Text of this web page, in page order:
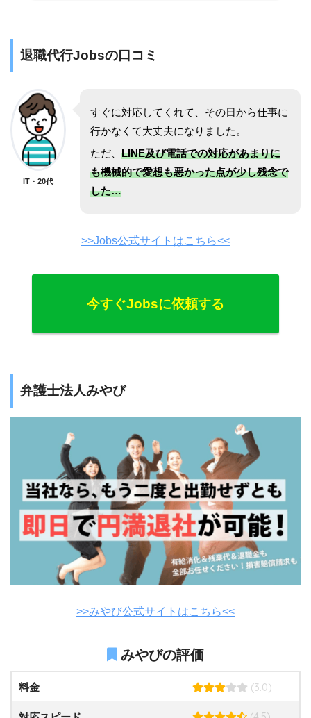
退職代行Jobsの口コミ
IT・20代
すぐに対応してくれて、その日から仕事に
行かなくて大丈夫になりました。
ただ、 LINE及び電話での対応があまりに
も機械的で愛想も悪かった点が少し残念で
した…
>>Jobs公式サイトはこちら<<
今すぐJobsに依頼する
弁護士法人みやび
>>みやび公式サイトはこちら<<
みやびの評価
料金 (3.0)